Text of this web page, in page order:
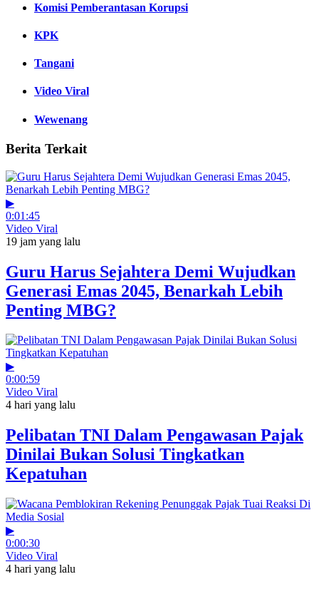
Komisi Pemberantasan Korupsi
KPK
Tangani
Video Viral
Wewenang
Berita Terkait
▶
0:01:45
Video Viral
19 jam yang lalu
Guru Harus Sejahtera Demi Wujudkan
Generasi Emas 2045, Benarkah Lebih
Penting MBG?
▶
0:00:59
Video Viral
4 hari yang lalu
Pelibatan TNI Dalam Pengawasan Pajak
Dinilai Bukan Solusi Tingkatkan
Kepatuhan
▶
0:00:30
Video Viral
4 hari yang lalu